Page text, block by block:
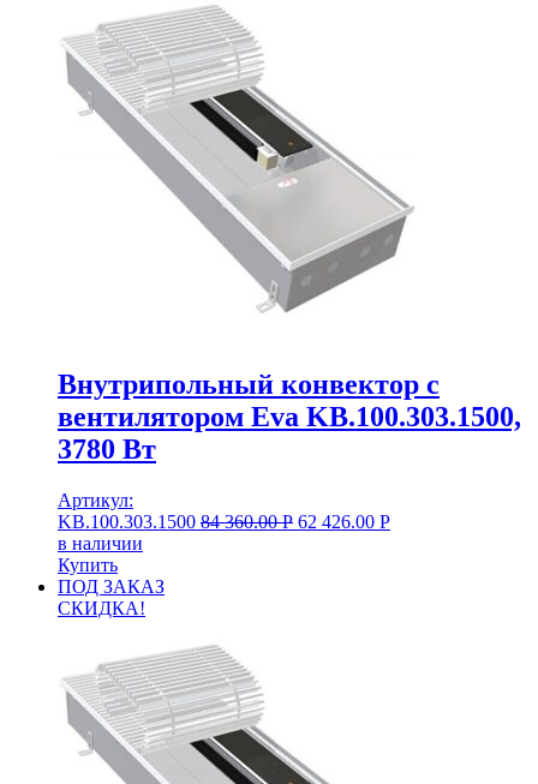
Внутрипольный конвектор с
вентилятором Eva KB.100.303.1500,
3780 Вт
Артикул:
KB.100.303.1500 84 360.00Р 62 426.00 Р
в наличии
Купить
ПОД ЗАКАЗ
СКИДКА!